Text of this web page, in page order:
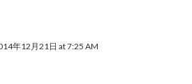
年12月21日 at 7:25 AM